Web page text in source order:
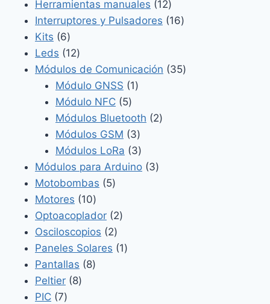
productos
Herramientas manuales 1212
productos
Interruptores y Pulsadores 1616
Kits 66
productos
Leds 1212
productos
Módulos de Comunicación 3535
Módulo GNSS 11
Módulo NFC 55
productos
Módulos Bluetooth 22
Módulos GSM 33
productos
Módulos LoRa 33
productos
Módulos para Arduino 33
Motobombas 55
Motores 1010
productos
Optoacoplador 22
Osciloscopios 22
productos
Paneles Solares 11
Pantallas 88
Peltier 88
PIC 77